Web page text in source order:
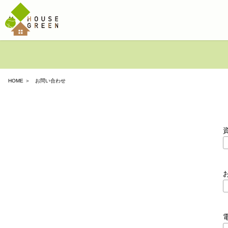
HOME ＞ お問い合わせ